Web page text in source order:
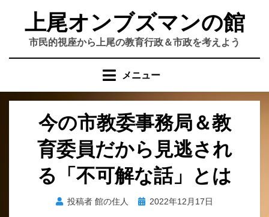
上尾オンブズマンの館
市民的視座から上尾の教育行政＆市政を考えよう
メニュー
今の市教委事務局＆教
育委員だから見逃され
る「不可解な話」とは
投稿者 館の住人
投 2022年12月17日